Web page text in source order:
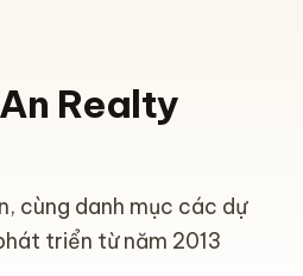
Realty
cùng danh mục các dự
triển từ năm 2013